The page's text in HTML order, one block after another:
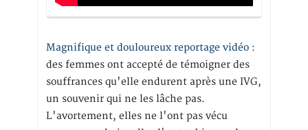
Magnifique et douloureux reportage vidéo :
des femmes ont accepté de témoigner des
souffrances qu'elle endurent après une IVG,
un souvenir qui ne les lâche pas.
L'avortement, elles ne l'ont pas vécu